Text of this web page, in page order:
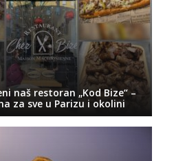
naš restoran „Kod Bize“ –
za sve u Parizu i okolini